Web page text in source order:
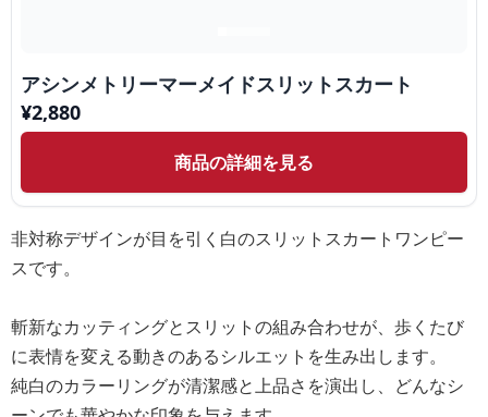
アシンメトリーマーメイドスリットスカート
¥2,880
商品の詳細を見る
非対称デザインが目を引く白のスリットスカートワンピー
スです。
斬新なカッティングとスリットの組み合わせが、歩くたび
に表情を変える動きのあるシルエットを生み出します。
純白のカラーリングが清潔感と上品さを演出し、どんなシ